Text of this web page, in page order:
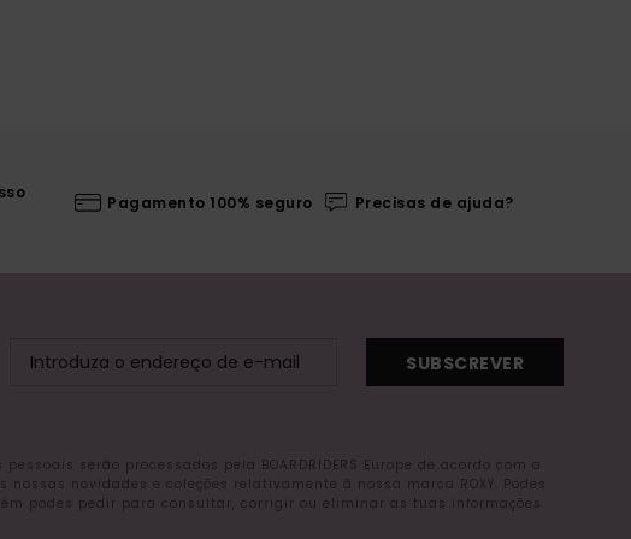
Pagamento 100% seguro Precisas de ajuda?
SUBSCREVER
serão processados pela BOARDRIDERS Europe de acordo com a
novidades e coleções relativamente à nossa marca ROXY. Podes
podes pedir para consultar, corrigir ou eliminar as tuas informações